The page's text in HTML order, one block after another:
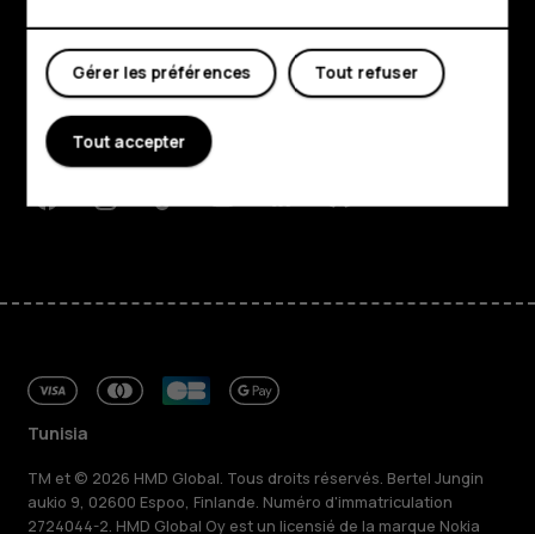
À propos
Planet and people
Assistance
FacebookInstagram
TiktokYoutubeLinkedinDiscord
Tunisia
TM et © 2026 HMD Global. Tous droits réservés. Bertel Jungin
aukio 9, 02600 Espoo, Finlande. Numéro d'immatriculation
2724044-2. HMD Global Oy est un licensié de la marque Nokia
Tout refuser
Gérer les préférences
Tout accepter